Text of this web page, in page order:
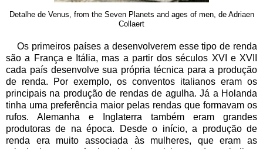
Detalhe de Venus, from the Seven Planets and ages of men, de Adriaen
Collaert
Os primeiros países a desenvolverem esse tipo de renda
são a França e Itália, mas a partir dos séculos XVI e XVII
cada país desenvolve sua própria técnica para a produção
de renda. Por exemplo, os conventos italianos eram os
principais na produção de rendas de agulha. Já a Holanda
tinha uma preferência maior pelas rendas que formavam os
rufos. Alemanha e Inglaterra também eram grandes
produtoras de na época. Desde o início, a produção de
renda era muito associada às mulheres, que eram as